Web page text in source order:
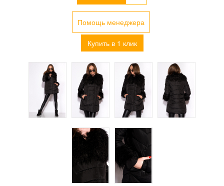
Помощь менеджера
Купить в 1 клик